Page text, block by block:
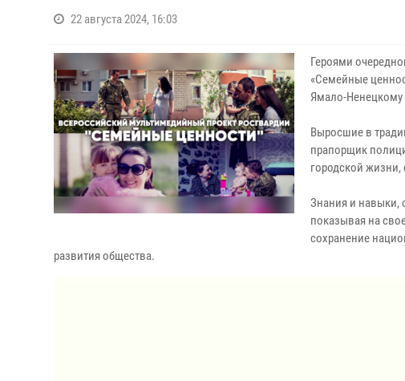
22 августа 2024, 16:03
Героями
«Семейные
Ямало-Ненецкому
Выросшие в
прапорщик
городской жизни,
Знания и навыки,
показывая на
сохранение
развития общества.